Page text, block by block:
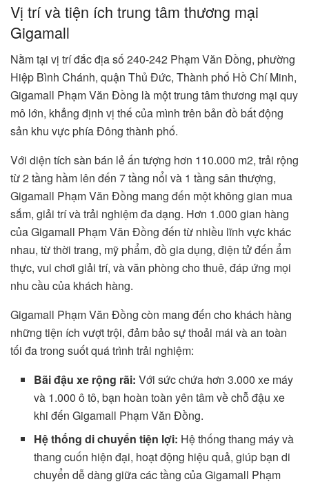
Vị trí và tiện ích trung tâm thương mại
Gigamall
Nằm tại vị trí đắc địa số 240-242 Phạm Văn Đồng, phường
Hiệp Bình Chánh, quận Thủ Đức, Thành phố Hồ Chí Minh,
Gigamall Phạm Văn Đồng là một trung tâm thương mại quy
mô lớn, khẳng định vị thế của mình trên bản đồ bất động
sản khu vực phía Đông thành phố.
Với diện tích sàn bán lẻ ấn tượng hơn 110.000 m2, trải rộng
từ 2 tầng hầm lên đến 7 tầng nổi và 1 tầng sân thượng,
Gigamall Phạm Văn Đồng mang đến một không gian mua
sắm, giải trí và trải nghiệm đa dạng. Hơn 1.000 gian hàng
của Gigamall Phạm Văn Đồng đến từ nhiều lĩnh vực khác
nhau, từ thời trang, mỹ phẩm, đồ gia dụng, điện tử đến ẩm
thực, vui chơi giải trí, và văn phòng cho thuê, đáp ứng mọi
nhu cầu của khách hàng.
Gigamall Phạm Văn Đồng còn mang đến cho khách hàng
những tiện ích vượt trội, đảm bảo sự thoải mái và an toàn
tối đa trong suốt quá trình trải nghiệm:
Bãi đậu xe rộng rãi: Với sức chứa hơn 3.000 xe máy
và 1.000 ô tô, bạn hoàn toàn yên tâm về chỗ đậu xe
khi đến Gigamall Phạm Văn Đồng.
Hệ thống di chuyển tiện lợi: Hệ thống thang máy và
thang cuốn hiện đại, hoạt động hiệu quả, giúp bạn di
chuyển dễ dàng giữa các tầng của Gigamall Phạm